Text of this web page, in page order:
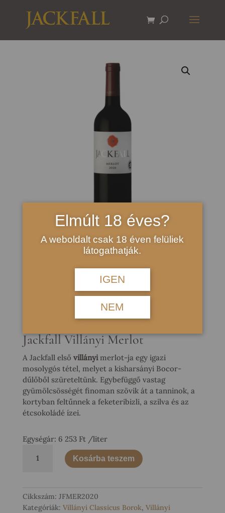
Villányi Vörösborok/ Merlot 2020 Száraz
Merlot 2020 Száraz Vörösbor
Jackfall Villányi Merlot
A Jackfall első villányimerlot-ja egy igazi
mosolygós tétel, melyet a kisharsányi Bocor-
dűlőből szüreteltünk. Egybefüggő vastag
gyümölcsösségét finoman szövik át a tanninok, a
kortyban feltűnnek a feketeribizli, a szilva és az
étcsokoládé ízei.
Egységár: 6 253 Ft/liter
2020
mennyiség
Kosárba teszem
Cikkszám: JFMER2020
Kategóriák: Villányi Classicus Borok, Villányi
Elmúlt 18 éves?
A weboldalt csak 18 éven felüliek
látogathatják.
IGEN
NEM